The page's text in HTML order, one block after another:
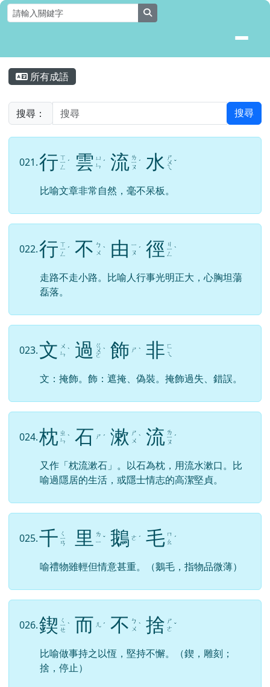
跳至主內容區
花蓮縣壽豐鄉月眉國民小學全球資
主內容區域
所有成語
搜尋： 搜尋
021.行 ㄒ
ㄧ
ㄥ
ˊ 雲 ㄩ
ㄣ ˊ 流 ㄌ
ㄧ
ㄡ
ˊ 水 ㄕ
ㄨ
ㄟ
ˇ
比喻文章非常自然，毫不呆板。
022.行 ㄒ
ㄧ
ㄥ
ˊ 不 ㄅ
ㄨ ˋ 由 ㄧ
ㄡ ˊ 徑 ㄐ
ㄧ
ㄥ
ˋ
走路不走小路。比喻人行事光明正大，心胸坦蕩
磊落。
023.文 ㄨ
ㄣ ˋ 過 ㄍ
ㄨ
ㄛ
ˋ 飾 ㄕ ˋ 非 ㄈ
ㄟ
文：掩飾。飾：遮掩、偽裝。掩飾過失、錯誤。
024.枕 ㄓ
ㄣ ˋ 石 ㄕ ˊ 漱 ㄕ
ㄨ ˋ 流 ㄌ
ㄧ
ㄡ
ˊ
又作「枕流漱石」。以石為枕，用流水漱口。比
喻過隱居的生活，或隱士情志的高潔堅貞。
025.千 ㄑ
ㄧ
ㄢ 里
ㄌ
ㄧ ˇ 鵝 ㄜ ˊ 毛 ㄇ
ㄠ ˊ
喻禮物雖輕但情意甚重。（鵝毛，指物品微薄）
026.鍥 ㄑ
ㄧ
ㄝ
ˋ 而 ㄦ ˊ 不 ㄅ
ㄨ ˋ 捨 ㄕ
ㄜ ˇ
比喻做事持之以恆，堅持不懈。（鍥，雕刻；
捨，停止）
頁尾區域